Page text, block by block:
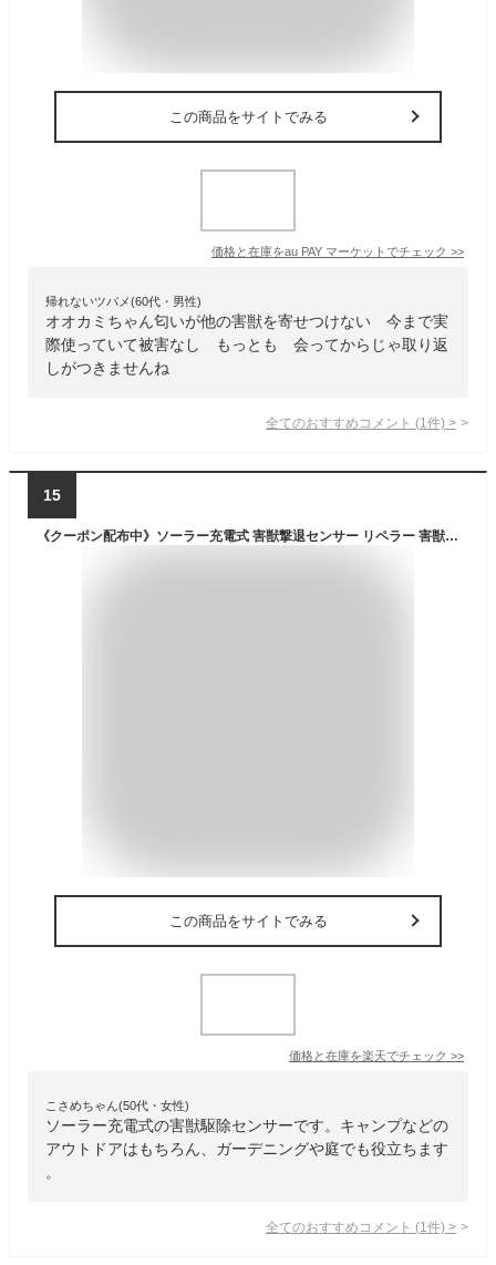
この商品をサイトでみる
価格と在庫をau PAY マーケット でチェック >>
帰れないツバメ(60代・男性)
オオカミちゃん匂いが他の害獣を寄せつけない 今まで実
際使っていて被害なし もっとも 会ってからじゃ取り返
しがつきませんね
全てのおすすめコメント (1 件) >
15
《クーポン配布中》ソーラー充電式 害獣撃退センサー リペラー 害獣 鳥獣 撃退 駆除 退治 対策 作物被害 フン 騒音対策 超音波 警告音 LEDライト ガーデニング 庭 畑 アウトドア キャンプ ネズミ ハト タヌキ 犬 キツネ テン 猫 アライグマ アナグマ スカンク コウモリ 鳥
この商品をサイトでみる
価格と在庫を楽天でチェック >>
こさめちゃん(50代・女性)
ソーラー充電式の害獣駆除センサーです。キャンプなどの
アウトドアはもちろん、ガーデニングや庭でも役立ちます
。
全てのおすすめコメント (1 件) >